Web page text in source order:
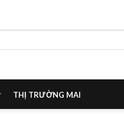
THỊ TRƯỜNG MAI